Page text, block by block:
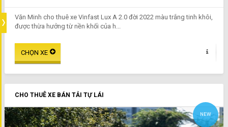
Văn Minh cho thuê xe Vinfast Lux A 2.0 đời 2022 màu trắng tinh khôi,
được thừa hưởng từ nền khối của h...
CHO THUÊ XE BÁN TẢI TỰ LÁI
NEW